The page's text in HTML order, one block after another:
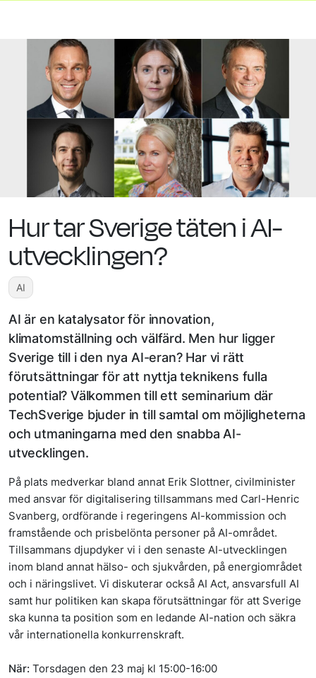
Hur tar Sverige täten i AI-
utvecklingen?
AI
AI är en katalysator för innovation,
klimatomställning och välfärd. Men hur ligger
Sverige till i den nya AI-eran? Har vi rätt
förutsättningar för att nyttja teknikens fulla
potential? Välkommen till ett seminarium där
TechSverige bjuder in till samtal om möjligheterna
och utmaningarna med den snabba AI-
utvecklingen.
På plats medverkar bland annat Erik Slottner, civilminister
med ansvar för digitalisering tillsammans med Carl-Henric
Svanberg, ordförande i regeringens AI-kommission och
framstående och prisbelönta personer på AI-området.
Tillsammans djupdyker vi i den senaste AI-utvecklingen
inom bland annat hälso- och sjukvården, på energiområdet
och i näringslivet. Vi diskuterar också AI Act, ansvarsfull AI
samt hur politiken kan skapa förutsättningar för att Sverige
ska kunna ta position som en ledande AI-nation och säkra
vår internationella konkurrenskraft.
När: Torsdagen den 23 maj kl 15:00-16:00